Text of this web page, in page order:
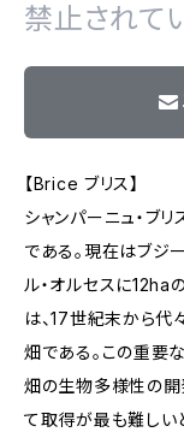
禁止されて
【Brice ブリス】
シャンパーニュ・ブ
である。現在はブジ
ル・オルセスに12ha
は、17世紀末から代
畑である。この重要
畑の生物多様性の開
て取得が最も難しい